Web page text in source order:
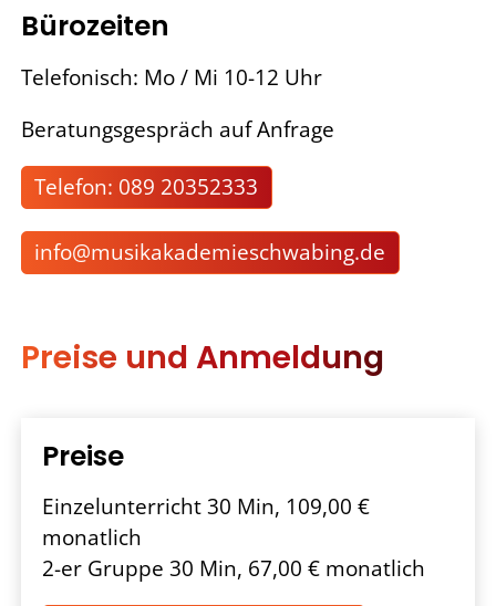
Bürozeiten
Telefonisch: Mo / Mi 10-12 Uhr
Beratungsgespräch auf Anfrage
Telefon: 089 20352333
nf m s k k d m schw b ng d
Preise und Anmeldung
Preise
Einzelunterricht 30 Min, 109,00 €
monatlich
2-er Gruppe 30 Min, 67,00 € monatlich